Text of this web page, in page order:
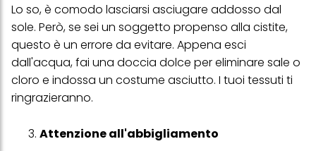
Lo so, è comodo lasciarsi asciugare addosso dal
sole. Però, se sei un soggetto propenso alla cistite,
questo è un errore da evitare. Appena esci
dall'acqua, fai una doccia dolce per eliminare sale o
cloro e indossa un costume asciutto. I tuoi tessuti ti
ringrazieranno.
Attenzione all'abbigliamento
Se fai clic su "Modifica" potrai trovare maggiori informazioni sul
trattamento dei tuoi dati / sull'uso dei cookie e consentirli per uno o
più degli scopi sopra menzionati. Cliccando su "Accetta tutto",
acconsenti all'uso dei cookie e al trattamento dei tuoi dati
personali per tutte le finalità sopra indicate. Se fai clic su "Rifiuta",
verranno utilizzati solo i cookie tecnicamente necessari per fornirti
questo sito web.